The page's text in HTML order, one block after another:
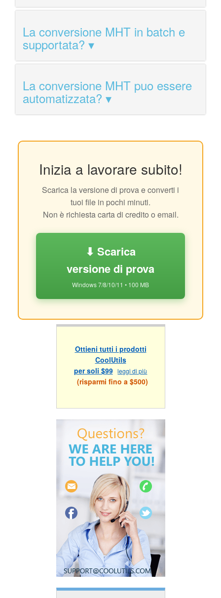
La conversione MHT in batch e
supportata?
La conversione MHT puo essere
automatizzata?
Inizia a lavorare subito!
Scarica la versione di prova e converti i
tuoi file in pochi minuti.
Non è richiesta carta di credito o email.
⬇ Scarica
versione di prova
Windows 7/8/10/11 • 100 MB
Ottieni tutti i prodotti
CoolUtils
per soli $99 leggi di più
(risparmi fino a $500)